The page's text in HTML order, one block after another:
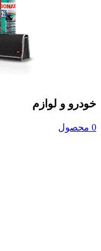
خودرو و لوازم
0 محصول